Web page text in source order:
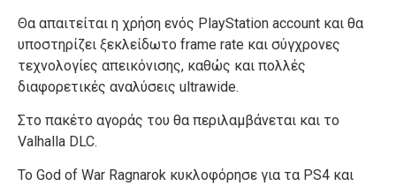
Θα απαιτείται η χρήση ενός PlayStation account και θα
υποστηρίζει ξεκλείδωτο frame rate και σύγχρονες
τεχνολογίες απεικόνισης, καθώς και πολλές
διαφορετικές αναλύσεις ultrawide.
Στο πακέτο αγοράς του θα περιλαμβάνεται και το
Valhalla DLC.
Το God of War Ragnarok κυκλοφόρησε για τα PS4 και